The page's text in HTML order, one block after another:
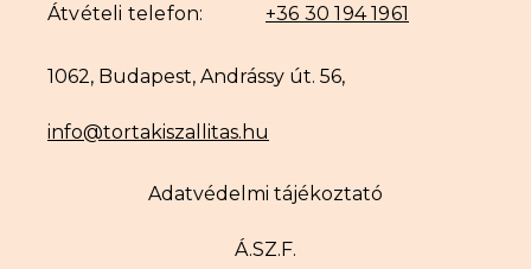
Átvételi telefon: +36 30 194 1961
1062, Budapest, Andrássy út. 56,
info@tortakiszallitas.hu
Adatvédelmi tájékoztató
Á.SZ.F.